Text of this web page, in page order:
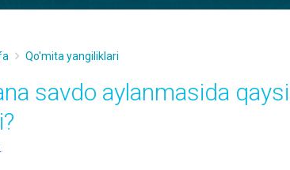
Qo'mita yangiliklari
savdo aylanmasida